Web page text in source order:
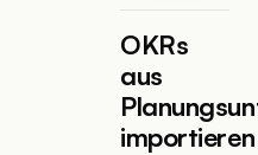
OKRs
aus
importieren